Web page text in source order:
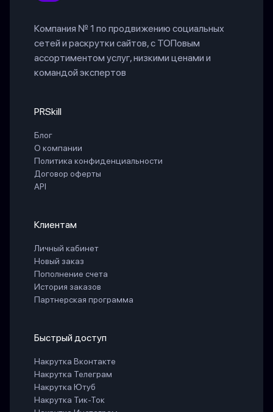
Компания № 1 по продвижению социальных
сетей и раскрутки сайтов, с ТОПовым
ассортиментом услуг, низкими ценами и
командой экспертов
PRSkill
Блог
О компании
Политика конфиденциальности
Договор оферты
API
Клиентам
Личный кабинет
Новый заказ
Пополнение счета
История заказов
Партнерская программа
Быстрый доступ
Накрутка Вконтакте
Накрутка Телеграм
Накрутка Ютуб
Накрутка Тик-Ток